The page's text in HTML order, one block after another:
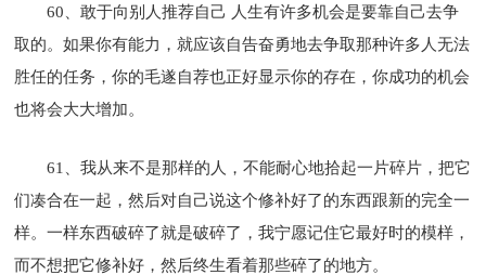
60、敢于向别人推荐自己 人生有许多机会是要靠自己去争
取的。如果你有能力，就应该自告奋勇地去争取那种许多人无法
胜任的任务，你的毛遂自荐也正好显示你的存在，你成功的机会
也将会大大增加。
61、我从来不是那样的人，不能耐心地拾起一片碎片，把它
们凑合在一起，然后对自己说这个修补好了的东西跟新的完全一
样。一样东西破碎了就是破碎了，我宁愿记住它最好时的模样，
而不想把它修补好，然后终生看着那些碎了的地方。